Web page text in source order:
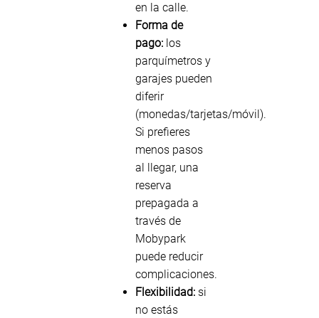
en la calle.
Forma de
pago: los
parquímetros y
garajes pueden
diferir
(monedas/tarjetas/móvil).
Si prefieres
menos pasos
al llegar, una
reserva
prepagada a
través de
Mobypark
puede reducir
complicaciones.
Flexibilidad: si
no estás